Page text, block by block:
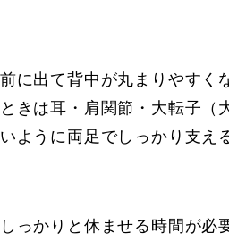
に出て背中が丸まりやす
きは耳・肩関節・大転子
うに両足でしっかり支え
っかりと休ませる時間が必